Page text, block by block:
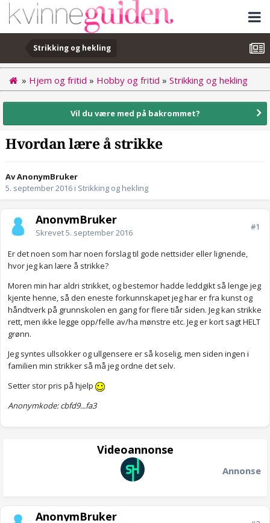
Strikking og hekling
» Hjem og fritid » Hobby og fritid » Strikking og hekling
Vil du være med på bakrommet?
Hvordan lære å strikke
Av AnonymBruker
5. september 2016 i Strikking og hekling
AnonymBruker
Skrevet5. september 2016
#1
Er det noen som har noen forslag til gode nettsider eller lignende,
hvor jeg kan lære å strikke?
Moren min har aldri strikket, og bestemor hadde leddgikt så lenge jeg
kjente henne, så den eneste forkunnskapet jeg har er fra kunst og
håndtverk på grunnskolen en gang for flere tiår siden. Jeg kan strikke
rett, men ikke legge opp/felle av/ha mønstre etc. Jeg er kort sagt HELT
grønn.
Jeg syntes ullsokker og ullgensere er så koselig, men siden ingen i
familien min strikker så må jeg ordne det selv.
Setter stor pris på hjelp
Anonymkode: cbfd9...fa3
Videoannonse
Annonse
AnonymBruker